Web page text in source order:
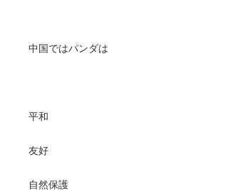
中国ではパンダは
平和
友好
自然保護